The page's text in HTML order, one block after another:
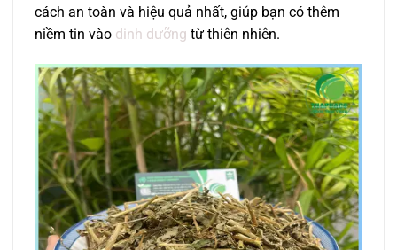
cách an toàn và hiệu quả nhất, giúp bạn có thêm
niềm tin vào dinh dưỡng từ thiên nhiên.